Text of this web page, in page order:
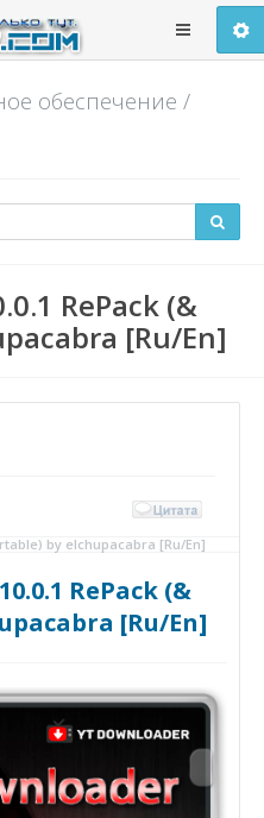
обеспечение /
RePack (&
[Ru/En]
by elchupacabra [Ru/En]
RePack (&
[Ru/En]